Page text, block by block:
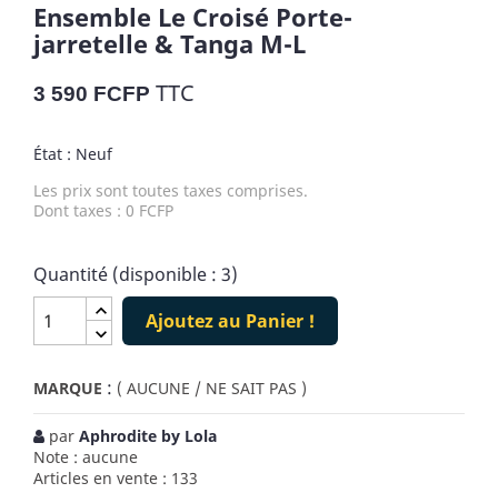
Ensemble Le Croisé Porte-
jarretelle & Tanga M-L
3 590 FCFP TTC
État : Neuf
Les prix sont toutes taxes comprises.
Dont taxes : 0 FCFP
Quantité (disponible : 3)
Ajoutez au Panier !
MARQUE : ( AUCUNE / NE SAIT PAS )
par Aphrodite by Lola
Note : aucune
Articles en vente : 133